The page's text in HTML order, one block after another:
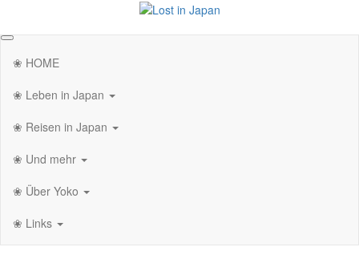
springen
❀ HOME
❀ Leben in Japan
❀ Reisen in Japan
❀ Und mehr
❀ Über Yoko
❀ Links